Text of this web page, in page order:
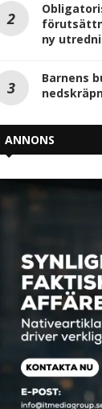
ny
Barnens
ANNONS